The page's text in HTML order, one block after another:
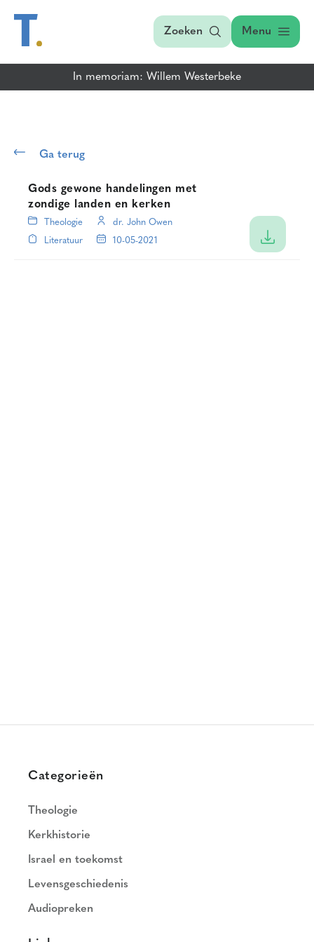
Zoeken Menu
In memoriam: Willem Westerbeke
Ga terug
Gods gewone handelingen met
zondige landen en kerken
Theologie
dr. John Owen
Literatuur
10-05-2021
Categorieën
Theologie
Kerkhistorie
Israel en toekomst
Levensgeschiedenis
Audiopreken